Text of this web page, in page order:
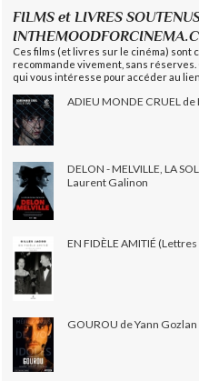
FILMS et LIVRES
Ces films (et livres sur le cinéma) sont
recommande vivement, sans
qui vous intéresse pour accéder au
ADIEU MONDE CRUEL
DELON - MELVILLE, LA
Laurent Galinon
EN FIDÈLE AMITIÉ
GOUROU de Yann Gozlan